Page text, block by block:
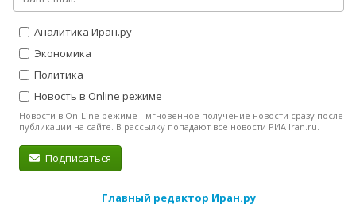
Аналитика Иран.ру
Экономика
Политика
Новость в Online режиме
Новости в On-Line режиме - мгновенное получение новости сразу после
публикации на сайте. В рассылку попадают все новости РИА Iran.ru.
Подписаться
Главный редактор Иран.ру